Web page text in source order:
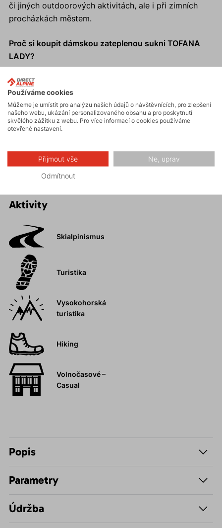
či jiných outdoorových aktivitách, ale i při zimních
procházkách městem.
Proč si koupit dámskou zateplenou sukni TOFANA
LADY?
Vyrobená z materiálu PrimaLoft® Gold Active.
Elastický pohodlný pas.
V bocích elastické klíny z teplé strečové textilie pro
zvýšenou pohyblivost.
Efektně prošité logo v předním díle.
objem a váha).
Aktivity
Skialpinismus
Turistika
Vysokohorská
turistika
Hiking
Volnočasové –
Casual
Popis
Parametry
Údržba
Používáme cookies
Můžeme je umístit pro analýzu našich údajů o návštěvnících, pro zlepšení
našeho webu, ukázání personalizovaného obsahu a pro poskytnutí
skvělého zážitku z webu. Pro více informací o cookies používáme
otevřené nastavení.
Přijmout vše Ne, uprav
Odmítnout